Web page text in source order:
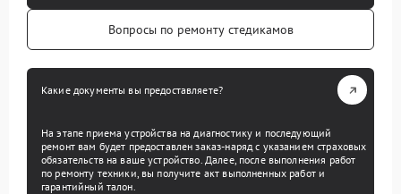
Вопросы по ремонту стедикамов
Какие документы вы предоставляете?
На этапе приема устройства на диагностику и последующий
ремонт вам будет предоставлен заказ-наряд с указанием страховых
обязательств на ваше устройство. Далее, после выполнения работ
по ремонту техники, вы получите акт выполненных работ и
гарантийный талон.